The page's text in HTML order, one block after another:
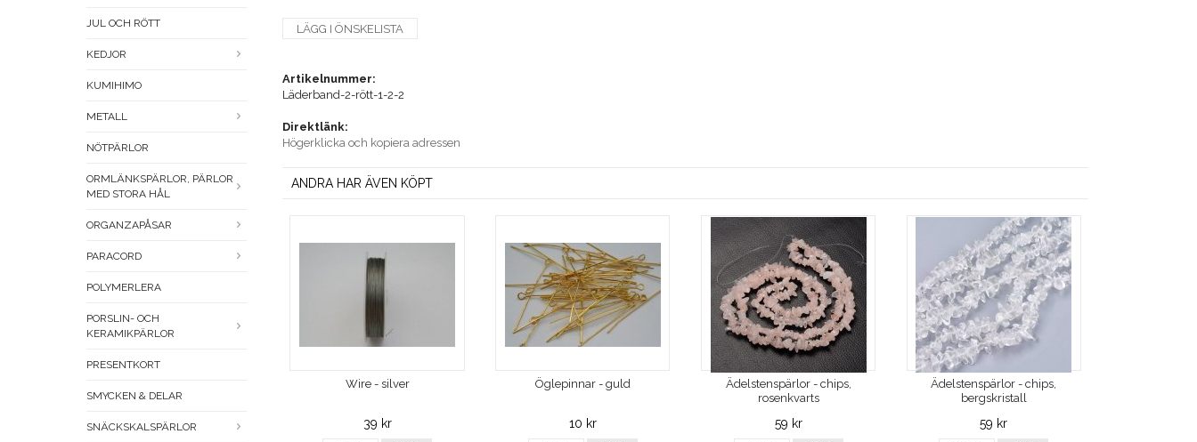
JUL OCH RÖTT
KEDJOR
KUMIHIMO
METALL
NÖTPÄRLOR
ORMLÄNKSPÄRLOR, PÄRLOR
MED STORA HÅL
ORGANZAPÅSAR
PARACORD
POLYMERLERA
PORSLIN- OCH
KERAMIKPÄRLOR
PRESENTKORT
SMYCKEN & DELAR
SNÄCKSKALSPÄRLOR
LÄGG I ÖNSKELISTA
Artikelnummer:
Läderband-2-rött-1-2-2
Direktlänk:
Högerklicka och kopiera adressen
ANDRA HAR ÄVEN KÖPT
Wire - silver
39 kr
Öglepinnar - guld
10 kr
Ädelstenspärlor - chips,
rosenkvarts
59 kr
Ädelstenspärlor - chips,
bergskristall
59 kr